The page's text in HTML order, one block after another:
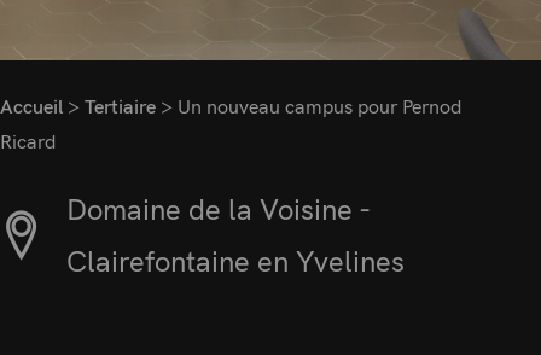
Accueil > Tertiaire > Un nouveau campus pour Pernod
Ricard
Domaine de la Voisine -
Clairefontaine en Yvelines